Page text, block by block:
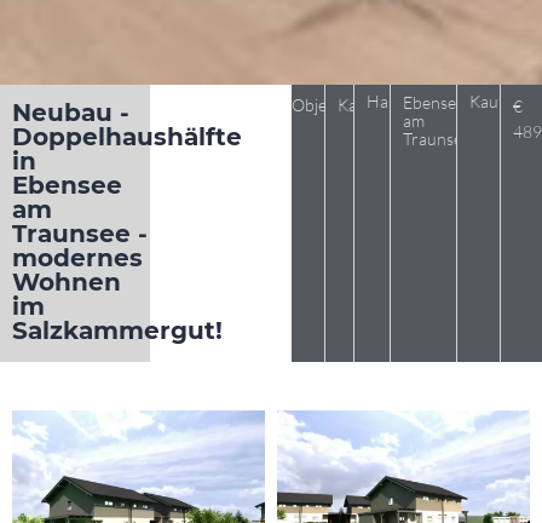
Neubau -
Doppelhaushälfte
in
Ebensee
am
Traunsee -
modernes
Wohnen
im
Salzkammergut!
Objekt 831
KaufHausEbensee
am
Traunsee
Kaufpreis
€